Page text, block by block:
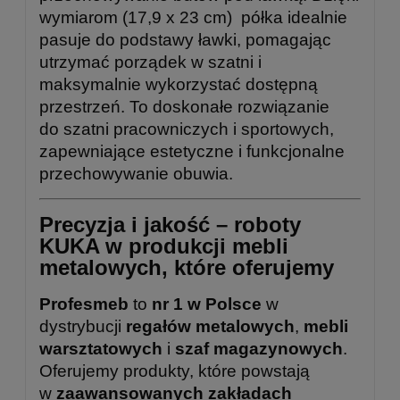
wymiarom (17,9 x 23 cm) półka idealnie
pasuje do podstawy ławki, pomagając
utrzymać porządek w szatni i
maksymalnie wykorzystać dostępną
przestrzeń. To doskonałe rozwiązanie
do szatni pracowniczych i sportowych,
zapewniające estetyczne i funkcjonalne
przechowywanie obuwia.
Precyzja i jakość – roboty
KUKA w produkcji mebli
metalowych, które oferujemy
Profesmeb to nr 1 w Polsce w
dystrybucji regałów metalowych, mebli
warsztatowych i szaf magazynowych.
Oferujemy produkty, które powstają
w zaawansowanych zakładach